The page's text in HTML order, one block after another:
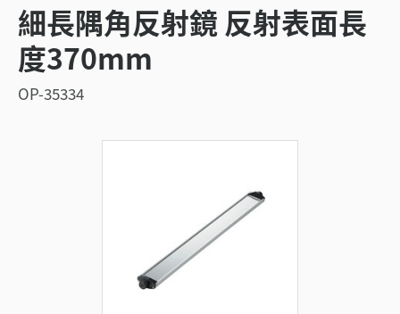
細長隅角反射鏡 反射表面長
度370mm
OP-35334